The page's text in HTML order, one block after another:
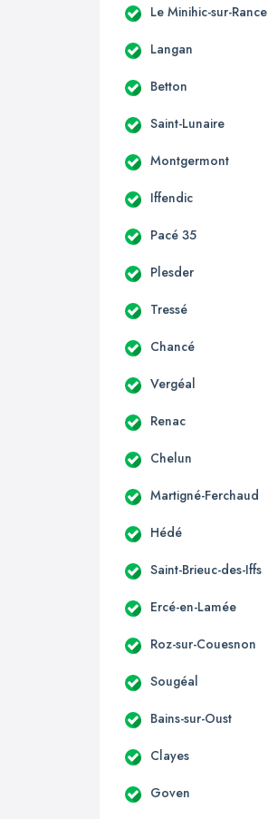
Le Minihic-sur-Rance
Langan
Betton
Saint-Lunaire
Montgermont
Iffendic
Pacé 35
Plesder
Tressé
Chancé
Vergéal
Renac
Chelun
Martigné-Ferchaud
Hédé
Saint-Brieuc-des-Iffs
Ercé-en-Lamée
Roz-sur-Couesnon
Sougéal
Bains-sur-Oust
Clayes
Goven